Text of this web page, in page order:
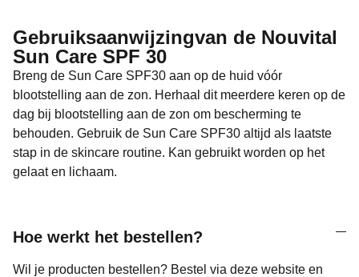
Gebruiksaanwijzingvan de Nouvital
Sun Care SPF 30
Breng de Sun Care SPF30 aan op de huid vóór
blootstelling aan de zon. Herhaal dit meerdere keren op de
dag bij blootstelling aan de zon om bescherming te
behouden. Gebruik de Sun Care SPF30 altijd als laatste
stap in de skincare routine. Kan gebruikt worden op het
gelaat en lichaam.
Hoe werkt het bestellen?
Wil je producten bestellen? Bestel via deze website en